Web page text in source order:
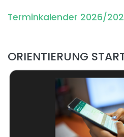
Terminkalender 2026/
ORIENTIERUNG